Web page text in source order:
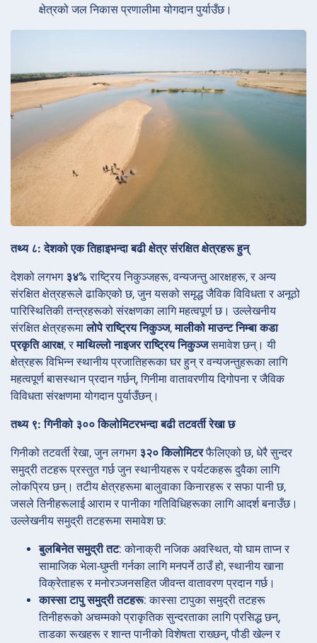
क्षेत्रको जल निकास प्रणालीमा योगदान पुर्याउँछ।
तथ्य ८: देशको एक तिहाइभन्दा बढी क्षेत्र संरक्षित क्षेत्रहरू हुन्
देशको लगभग ३४%राष्ट्रिय निकुञ्जहरू, वन्यजन्तु आरक्षहरू, र अन्य
संरक्षित क्षेत्रहरूले ढाकिएको छ, जुन यसको समृद्ध जैविक विविधता र अनूठो
पारिस्थितिकी तन्त्रहरूको संरक्षणका लागि महत्वपूर्ण छ। उल्लेखनीय
संरक्षित क्षेत्रहरूमालोपे राष्ट्रिय निकुञ्ज,मालीको माउन्ट निम्बा कडा
प्रकृति आरक्ष, रमाथिल्लो नाइजर राष्ट्रिय निकुञ्जसमावेश छन्। यी
क्षेत्रहरू विभिन्न स्थानीय प्रजातिहरूका घर हुन् र वन्यजन्तुहरूका लागि
महत्वपूर्ण बासस्थान प्रदान गर्छन्, गिनीमा वातावरणीय दिगोपना र जैविक
विविधता संरक्षणमा योगदान पुर्याउँछन्।
तथ्य ९: गिनीको ३०० किलोमिटरभन्दा बढी तटवर्ती रेखा छ
गिनीको तटवर्ती रेखा, जुन लगभग ३२० किलोमिटरफैलिएको छ, धेरै सुन्दर
समुद्री तटहरू प्रस्तुत गर्छ जुन स्थानीयहरू र पर्यटकहरू दुवैका लागि
लोकप्रिय छन्। तटीय क्षेत्रहरूमा बालुवाका किनारहरू र सफा पानी छ,
जसले तिनीहरूलाई आराम र पानीका गतिविधिहरूका लागि आदर्श बनाउँछ।
उल्लेखनीय समुद्री तटहरूमा समावेश छ:
बुलबिनेत समुद्री तट: कोनाक्री नजिक अवस्थित, यो घाम ताप्न र
सामाजिक भेला-घुम्ती गर्नका लागि मनपर्ने ठाउँ हो, स्थानीय खाना
विक्रेताहरू र मनोरञ्जनसहित जीवन्त वातावरण प्रदान गर्छ।
कास्सा टापु समुद्री तटहरू: कास्सा टापुका समुद्री तटहरू
तिनीहरूको अचम्मको प्राकृतिक सुन्दरताका लागि प्रसिद्ध छन्,
ताडका रूखहरू र शान्त पानीको विशेषता राख्छन्, पौडी खेल्न र